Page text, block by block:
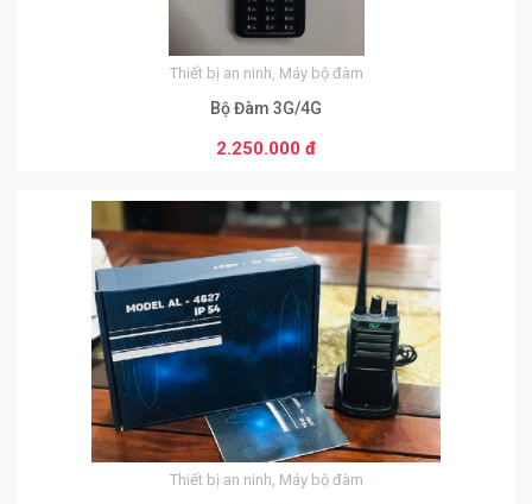
Thiết bị an ninh, Máy bộ đàm
Bộ Đàm 3G/4G
2.250.000 đ
Thiết bị an ninh, Máy bộ đàm
0